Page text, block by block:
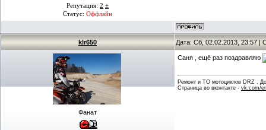
Репутация: 2 ±
Статус: Оффлайн
klr650 Дата: Сб, 02.02.2013, 23:57 |
Фанат
Саня , ещё раз поздравляю
Ремонт и ТО мотоциклов DRZ .
Страница во вконтакте - vk.com/